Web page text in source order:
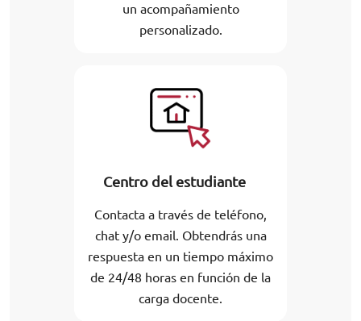
un acompañamiento
personalizado.
Centro del estudiante
Contacta a través de teléfono,
chat y/o email. Obtendrás una
respuesta en un tiempo máximo
de 24/48 horas en función de la
carga docente.